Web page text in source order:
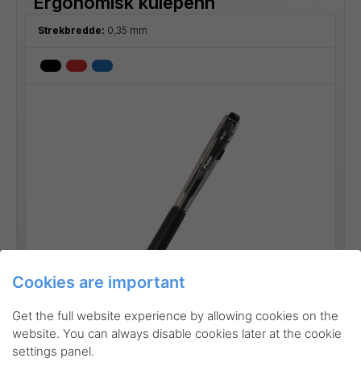
Strekbredde: 0,35 mm
Cookies are important
Get the full website experience by allowing cookies on the
website. You can always disable cookies later at the cookie
settings panel.